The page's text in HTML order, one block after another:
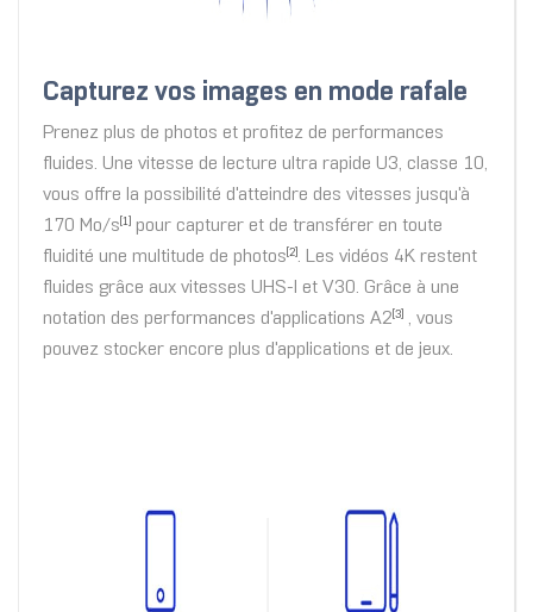
Capturez vos images en mode rafale
Prenez plus de photos et profitez de performances
fluides. Une vitesse de lecture ultra rapide U3, classe 10,
vous offre la possibilité d'atteindre des vitesses jusqu'à
170 Mo/s [1]
pour capturer et de transférer en toute
fluidité une multitude de photos [2] . Les vidéos 4K restent
fluides grâce aux vitesses UHS-I et V30. Grâce à une
notation des performances d'applications A2 [3]
, vous
pouvez stocker encore plus d'applications et de jeux.